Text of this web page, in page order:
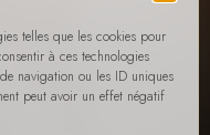
telles que les cookies pour
à ces technologies
navigation ou les ID uniques
peut avoir un effet négatif